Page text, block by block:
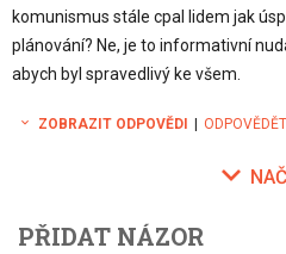
komunismus stále cpal lidem jak
plánování? Ne, je to informativní
abych byl spravedlivý ke všem.
ZOBRAZIT ODPOVĚDI ODPOVĚDĚT
PŘIDAT NÁZOR